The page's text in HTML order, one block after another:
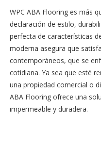
WPC ABA Flooring es más
declaración de estilo,
perfecta de características
moderna asegura que
contemporáneos, que se
cotidiana. Ya sea que esté
una propiedad comercial o
ABA Flooring ofrece una
impermeable y duradera.